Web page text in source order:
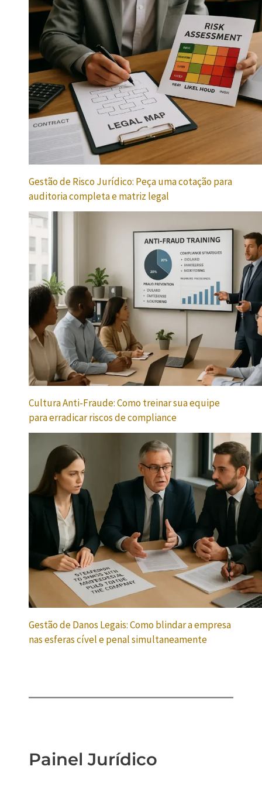
Gestão de Risco Jurídico: Peça uma cotação para
auditoria completa e matriz legal
Cultura Anti-Fraude: Como treinar sua equipe
para erradicar riscos de compliance
Gestão de Danos Legais: Como blindar a empresa
nas esferas cível e penal simultaneamente
Painel Jurídico